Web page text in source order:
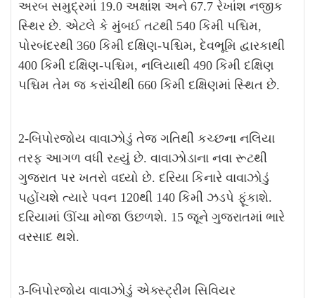
અરબ સમુદ્રમાં 19.0 અક્ષાંશ અને 67.7 રેખાંશ નજીક
સ્થિર છે. એટલે કે મુંબઈ તટથી 540 કિમી પશ્ચિમ,
પોરબંદરથી 360 કિમી દક્ષિણ-પશ્ચિમ, દેવભૂમિ દ્વારકાથી
400 કિમી દક્ષિણ-પશ્ચિમ, નલિયાથી 490 કિમી દક્ષિણ
પશ્ચિમ તેમ જ કરાંચીથી 660 કિમી દક્ષિણમાં સ્થિત છે.
2-બિપોરજોય વાવાઝોડું તેજ ગતિથી કચ્છના નલિયા
તરફ આગળ વધી રહ્યું છે. વાવાઝોડાના નવા રૂટથી
ગુજરાત પર ખતરો વધ્યો છે. દરિયા કિનારે વાવાઝોડું
પહોંચશે ત્યારે પવન 120થી 140 કિમી ઝડપે ફૂંકાશે.
દરિયામાં ઊંચા મોજા ઉછળશે. 15 જૂને ગુજરાતમાં ભારે
વરસાદ થશે.
3-બિપોરજોય વાવાઝોડું એક્સ્ટ્રીમ સિવિયર